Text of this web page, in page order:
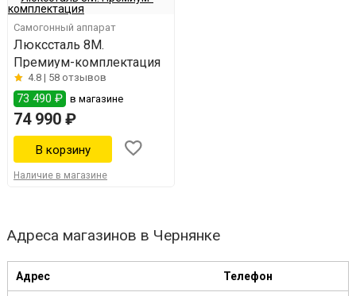
Самогонный аппарат
Люкссталь 8M.
Премиум-комплектация
4.8 | 58 отзывов
73 490 ₽ в магазине
74 990 ₽
Наличие в магазине
Адреса магазинов в Чернянке
Адрес Телефон